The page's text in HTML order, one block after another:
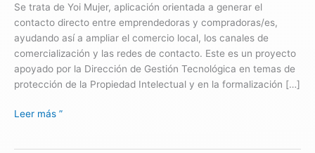
Se trata de Yoi Mujer, aplicación orientada a generar el
contacto directo entre emprendedoras y compradoras/es,
ayudando así a ampliar el comercio local, los canales de
comercialización y las redes de contacto. Este es un proyecto
apoyado por la Dirección de Gestión Tecnológica en temas de
protección de la Propiedad Intelectual y en la formalización […]
Citiaps
Leer más ”